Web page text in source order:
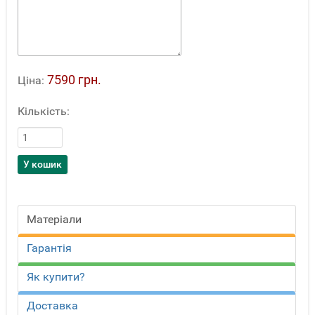
Ціна: 7590 грн.
Кількість:
Матеріали
Гарантія
Як купити?
Доставка